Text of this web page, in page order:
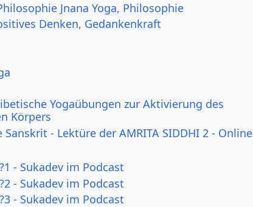
Jnana Yoga, Philosophie
Denken, Gedankenkraft
Yogaübungen zur Aktivierung des
Körpers
Sanskrit - Lektüre der AMRITA SIDDHI 2 - Online
- Sukadev im Podcast
- Sukadev im Podcast
- Sukadev im Podcast